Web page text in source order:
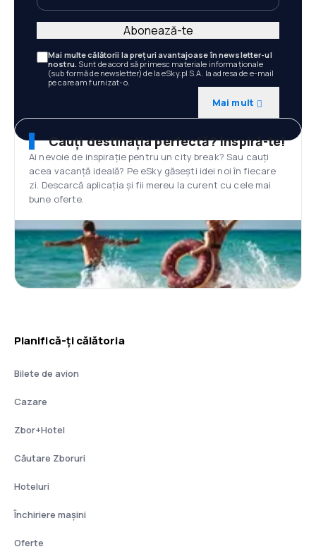
Mai multe călătorii la prețuri avantajoase în newsletter-ul
nostru. Sunt de acord să primesc materiale informaționale
(sub formă de newsletter) de la eSky.pl S.A. la adresa de e-mail
pe care am furnizat-o.
Mai mult
Abonează-te
Cauți destinația perfectă? Inspiră-te!
Ai nevoie de inspirație pentru un city break? Sau cauți
acea vacanță ideală? Pe eSky găsești idei noi în fiecare
zi. Descarcă aplicația și fii mereu la curent cu cele mai
bune oferte.
Planifică-ți călătoria
Bilete de avion
Cazare
Zbor+Hotel
Căutare Zboruri
Hoteluri
Închiriere mașini
Oferte